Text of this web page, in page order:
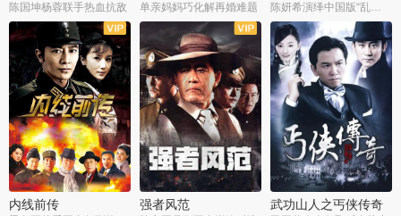
陈国坤杨蓉联手热血抗敌 单亲妈妈巧化解再婚难题
陈妍希演绎中国版“乱世佳人”
全30集
内线前传
全30集
强者风范
全30集
武功山人之丐侠传奇